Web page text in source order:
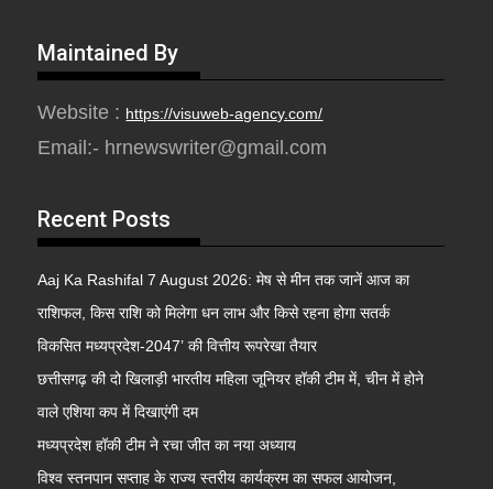
Maintained By
Website : https://visuweb-agency.com/
Email:- hrnewswriter@gmail.com
Recent Posts
Aaj Ka Rashifal 7 August 2026: मेष से मीन तक जानें आज का
राशिफल, किस राशि को मिलेगा धन लाभ और किसे रहना होगा सतर्क
विकसित मध्यप्रदेश-2047’ की वित्तीय रूपरेखा तैयार
छत्तीसगढ़ की दो खिलाड़ी भारतीय महिला जूनियर हॉकी टीम में, चीन में होने
वाले एशिया कप में दिखाएंगी दम
मध्यप्रदेश हॉकी टीम ने रचा जीत का नया अध्याय
विश्व स्तनपान सप्ताह के राज्य स्तरीय कार्यक्रम का सफल आयोजन,